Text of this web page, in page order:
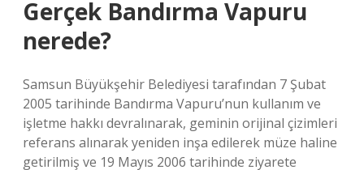
Gerçek Bandırma Vapuru
nerede?
Samsun Büyükşehir Belediyesi tarafından 7 Şubat
2005 tarihinde Bandırma Vapuru’nun kullanım ve
işletme hakkı devralınarak, geminin orijinal çizimleri
referans alınarak yeniden inşa edilerek müze haline
getirilmiş ve 19 Mayıs 2006 tarihinde ziyarete